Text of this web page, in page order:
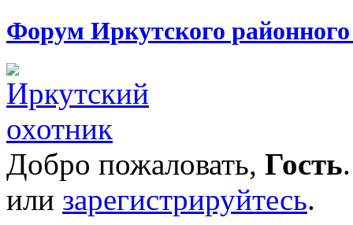
Форум Иркутского
Добро пожаловать, Гость
или зарегистрируйтесь.